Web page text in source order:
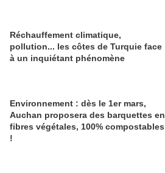
Réchauffement climatique,
pollution... les côtes de Turquie face
à un inquiétant phénomène
Environnement : dès le 1er mars,
Auchan proposera des barquettes en
fibres végétales, 100% compostables
!